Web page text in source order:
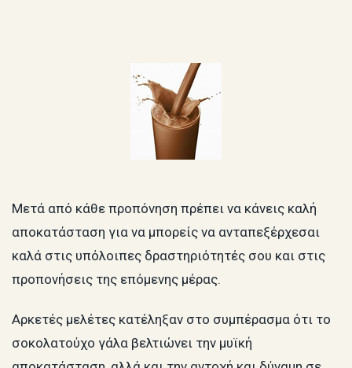
Μετά από κάθε προπόνηση πρέπει να κάνεις καλή
αποκατάσταση για να μπορείς να ανταπεξέρχεσαι
καλά στις υπόλοιπες δραστηριότητές σου και στις
προπονήσεις της επόμενης μέρας.
Αρκετές μελέτες κατέληξαν στο συμπέρασμα ότι το
σοκολατούχο γάλα βελτιώνει την μυϊκή